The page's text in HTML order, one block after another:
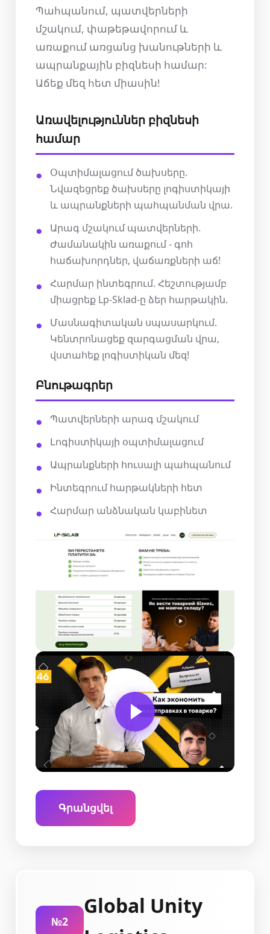
Պահպանում, պատվերների
մշակում, փաթեթավորում և
առաքում առցանց խանութների և
ապրանքային բիզնեսի համար:
Աճեք մեզ հետ միասին!
Առավելություններ բիզնեսի
համար
Օպտիմալացում ծախսերը.
Նվազեցրեք ծախսերը լոգիստիկայի
և ապրանքների պահպանման վրա.
Արագ մշակում պատվերների.
Ժամանակին առաքում - գոհ
հաճախորդներ, վաճառքների աճ!
Հարմար ինտեգրում. Հեշտությամբ
միացրեք Lp-Sklad-ը ձեր հարթակին.
Մասնագիտական սպասարկում.
Կենտրոնացեք զարգացման վրա,
վստահեք լոգիստիկան մեզ!
Բնութագրեր
Պատվերների արագ մշակում
Լոգիստիկայի օպտիմալացում
Ապրանքների հուսալի պահպանում
Ինտեգրում հարթակների հետ
Հարմար անձնական կաբինետ
Գրանցվել
№2
Global Unity